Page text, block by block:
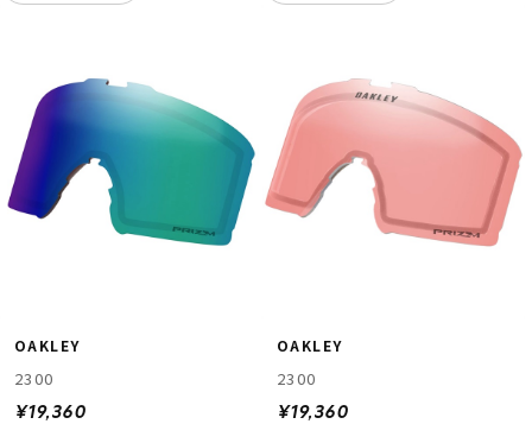
OAKLEY
2300
¥19,360
OAKLEY
2300
¥19,360